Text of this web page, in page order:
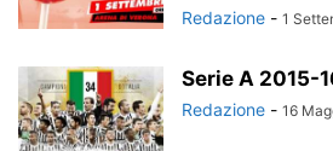
Redazione - 1
Serie A 2015-
Redazione - 16